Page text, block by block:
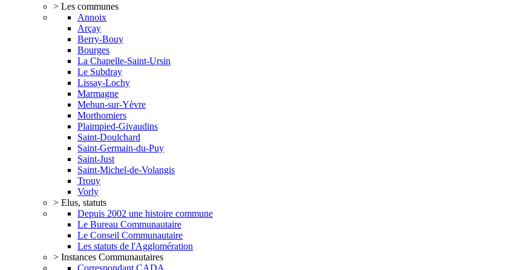
> Les communes
Annoix
Arçay
Berry-Bouy
Bourges
La Chapelle-Saint-Ursin
Le Subdray
Lissay-Lochy
Marmagne
Mehun-sur-Yèvre
Morthomiers
Plaimpied-Givaudins
Saint-Doulchard
Saint-Germain-du-Puy
Saint-Just
Saint-Michel-de-Volangis
Trouy
Vorly
> Elus, statuts
Depuis 2002 une histoire commune
Le Bureau Communautaire
Le Conseil Communautaire
Les statuts de l'Agglomération
> Instances Communautaires
Correspondant CADA